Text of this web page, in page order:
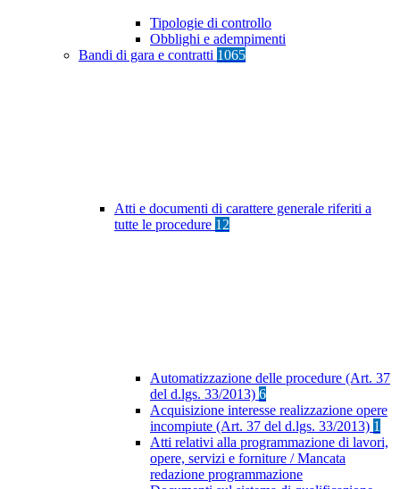
Tipologie di controllo
Obblighi e adempimenti
Bandi di gara e contratti 1065
Atti e documenti di carattere generale riferiti a
tutte le procedure 12
Automatizzazione delle procedure (Art. 37
del d.lgs. 33/2013) 6
Acquisizione interesse realizzazione opere
incompiute (Art. 37 del d.lgs. 33/2013) 1
Atti relativi alla programmazione di lavori,
opere, servizi e forniture / Mancata
redazione programmazione